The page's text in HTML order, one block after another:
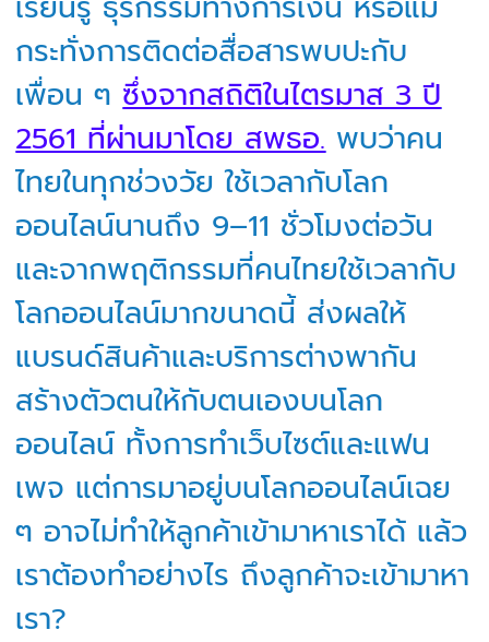
กระทั่งการติดต่อสื่อสารพบปะกับ
เพื่อน ๆ ซึ่งจากสถิติในไตรมาส 3 ปี
2561 ที่ผ่านมาโดย สพธอ. พบว่าคน
ไทยในทุกช่วงวัย ใช้เวลากับโลก
ออนไลน์นานถึง 9–11 ชั่วโมงต่อวัน
และจากพฤติกรรมที่คนไทยใช้เวลากับ
โลกออนไลน์มากขนาดนี้ ส่งผลให้
แบรนด์สินค้าและบริการต่างพากัน
สร้างตัวตนให้กับตนเองบนโลก
ออนไลน์ ทั้งการทำเว็บไซต์และแฟน
เพจ แต่การมาอยู่บนโลกออนไลน์เฉย
ๆ อาจไม่ทำให้ลูกค้าเข้ามาหาเราได้ แล้ว
เราต้องทำอย่างไร ถึงลูกค้าจะเข้ามาหา
เรา?